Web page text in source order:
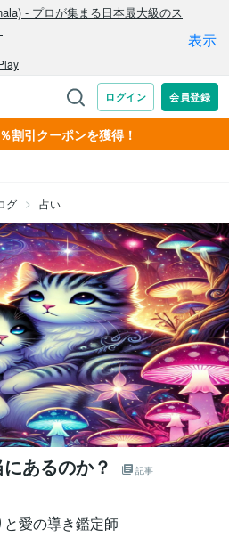
割引クーポンを獲得！
グ 占い
あるのか？ 記事
愛の導き鑑定師